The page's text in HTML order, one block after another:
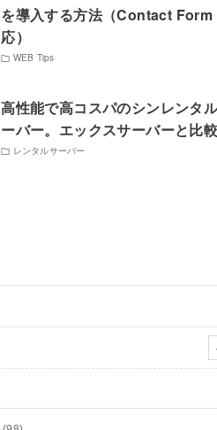
を導入する方法（Contact Form
応）
WEB Tips
高性能で高コスパのシンレンタ
ーバー。エックスサーバーと比
レンタルサーバー